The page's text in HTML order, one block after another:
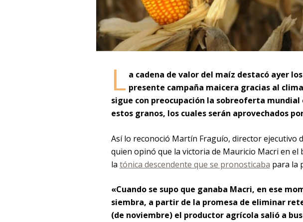
L a cadena de valor del maíz destacó ayer
presente campaña maicera gracias al
sigue con preocupación la sobreoferta
estos granos, los cuales serán aprovechados
Así lo reconoció Martín Fraguío, director ejecutivo
quien opinó que la victoria de Mauricio Macri en
la tónica descendente que se pronosticaba para la
«Cuando se supo que ganaba Macri, en ese
siembra, a partir de la promesa de eliminar
(de noviembre) el productor agrícola salió a